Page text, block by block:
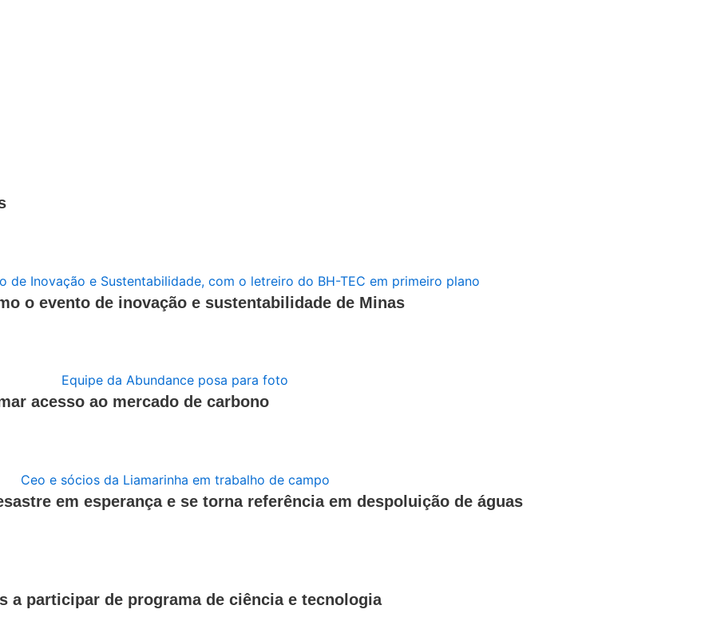
o evento de inovação e sustentabilidade de Minas
acesso ao mercado de carbono
em esperança e se torna referência em despoluição de águas
a participar de programa de ciência e tecnologia